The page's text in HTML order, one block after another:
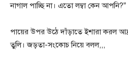
নাগাল পাচ্ছি না। এতো লম্বা কেন আপনি?”
পায়ের উপর উঠে দাঁড়াতে ইশারা করল
তুলি। জড়তা-সংকোচ নিয়ে বলল,,,